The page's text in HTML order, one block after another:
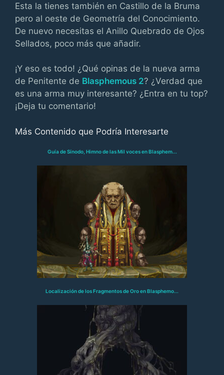
Esta la tienes también en Castillo de la Bruma
pero al oeste de Geometría del Conocimiento.
De nuevo necesitas el Anillo Quebrado de Ojos
Sellados, poco más que añadir.
¡Y eso es todo! ¿Qué opinas de la nueva arma
de Penitente de Blasphemous 2? ¿Verdad que
es una arma muy interesante? ¿Entra en tu top?
¡Deja tu comentario!
Más Contenido que Podría Interesarte
Guía de Sínodo, Himno de las Mil voces en Blasphem...
Localización de los Fragmentos de Oro en Blasphemo...